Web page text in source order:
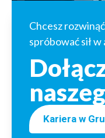
Chcesz
spróbować sił
Kariera w